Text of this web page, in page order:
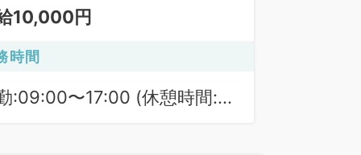
10,000円
時間
:09:00〜17:00 (休憩時間: